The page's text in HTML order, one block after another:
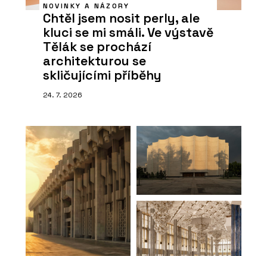
NOVINKY A NÁZORY
Chtěl jsem nosit perly, ale
kluci se mi smáli. Ve výstavě
Tělák se prochází
architekturou se
skličujícími příběhy
24. 7. 2026